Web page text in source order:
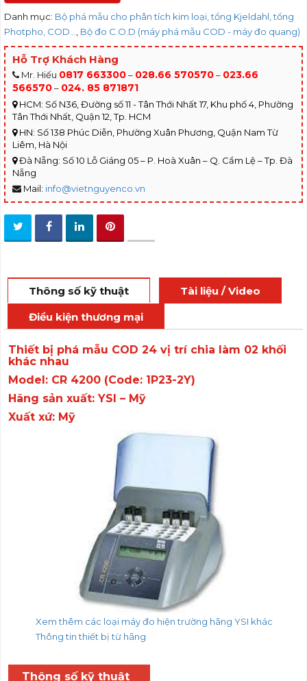
Danh mục: Bộ phá mẫu cho phân tích kim loại, tổng Kjeldahl, tổng
Photpho, COD…
Bộ đo C.O.D (máy phá mẫu COD - máy đo quang)
Hỗ Trợ Khách Hàng
Mr. Hiếu 0817 663300– 028.66 570570– 023.66
566570– 024. 85 871871
HCM: Số N36, Đường số 11 - Tân Thới Nhất 17, Khu phố 4, Phường
Tân Thới Nhất, Quận 12, Tp. HCM
HN: Số 138 Phúc Diễn, Phường Xuân Phương, Quận Nam Từ
Liêm, Hà Nội
Đà Nẵng: Số 10 Lỗ Giáng 05 – P. Hoà Xuân – Q. Cẩm Lệ – Tp. Đà
Nẵng
Mail: info@vietnguyenco.vn
Thông số kỹ thuật
Tài liệu / Video
Điều kiện thương mại
Thiết bị phá mẫu COD 24 vị trí chia làm 02 khối
khác nhau
Model: CR 4200 (Code: 1P23-2Y)
Hãng sản xuất: YSI – Mỹ
Xuất xứ: Mỹ
Xem thêm các loại máy đo hiện trường hãng YSI khác
Thông tin thiết bị từ hãng
Thông số kỹ thuật